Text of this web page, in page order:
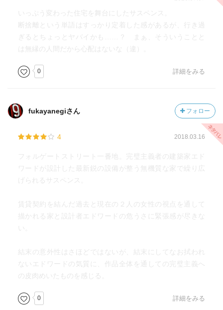
いっぷう変わった住宅を舞台にしたサスペンス。
断捨離という単語はすっかり定着した感があるが、行き過
ぎるとちょっとヤバイかも……？ まぁ、そういうことと
は無縁の人間だから心配はないな（違）。
0 詳細をみる
fukayanegiさん フォロー
4 2018.03.16
フォルゲートストリート一番地。完璧主義者の建築家エド
ワードが設計した最新鋭の設備が整う無機質な家で繰り広
げられるサスペンス。
賃貸契約を結んだ過去と現在の２人の女性の視点を通して
描かれる家と設計者エドワードの危うさに緊張感が尽きな
い。
結末の意外性はさほどではないが、結末にしてなお拭われ
ないエドワードの気質に、作品全体を通しての完璧主義へ
の皮肉めいたものを感じる。
0 詳細をみる